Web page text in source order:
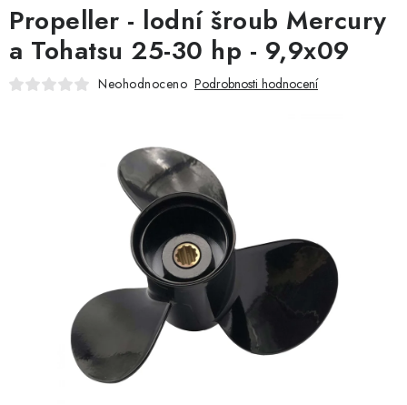
ZPRAVODAJ
KONTAKTY
NAFUKOVACÍ ČLUNY
MOTOROVÉ ČLUNY
LODNÍ ELEKTROMOTORY
PRAMICE A MOTOROVÉ VESLICE
HLINÍKOVÉ ČLUNY
Propeller - lodní šroub Mercury
a Tohatsu 25-30 hp - 9,9x09
Neohodnoceno Podrobnosti hodnocení